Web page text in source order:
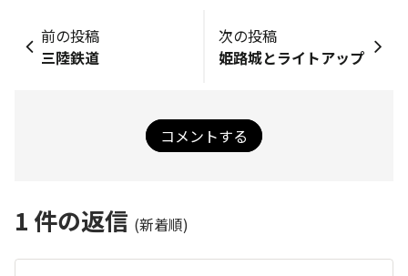
前の投稿
三陸鉄道
次の投稿
姫路城とライトアップ
コメントする
1 件の返信 (新着順)